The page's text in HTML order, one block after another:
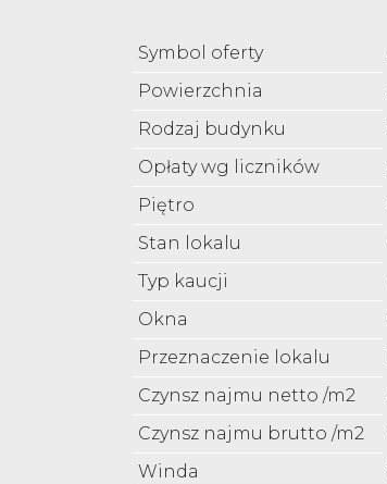
Symbol oferty
Powierzchnia
Rodzaj budynku
Opłaty wg liczników
Piętro
Stan lokalu
Typ kaucji
Okna
Przeznaczenie lokalu
Czynsz najmu netto /m2
Czynsz najmu brutto /m2
Winda